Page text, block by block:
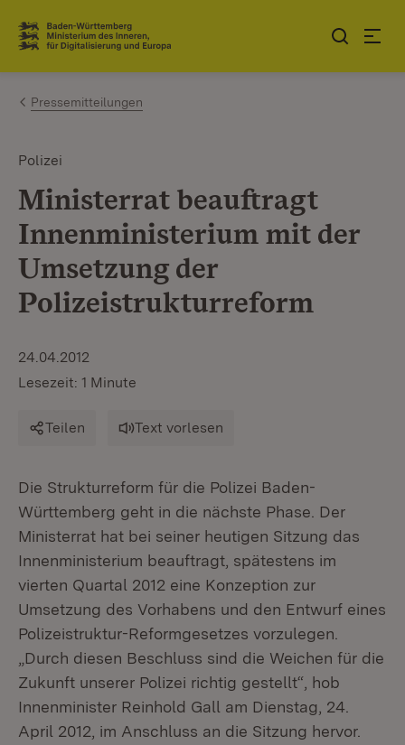
Zum Inhalt springen
Link zur Startseite
Pressemitteilungen
Polizei
Ministerrat beauftragt
Innenministerium mit der
Umsetzung der
Polizeistrukturreform
24.04.2012
Lesezeit: 1 Minute
Teilen Text vorlesen
Die Strukturreform für die Polizei Baden-
Württemberg geht in die nächste Phase. Der
Ministerrat hat bei seiner heutigen Sitzung das
Innenministerium beauftragt, spätestens im
vierten Quartal 2012 eine Konzeption zur
Umsetzung des Vorhabens und den Entwurf eines
Polizeistruktur-Reformgesetzes vorzulegen.
„Durch diesen Beschluss sind die Weichen für die
Zukunft unserer Polizei richtig gestellt“, hob
Innenminister Reinhold Gall am Dienstag, 24.
April 2012, im Anschluss an die Sitzung hervor.